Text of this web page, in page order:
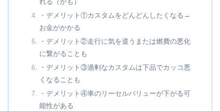
れる（かも）
・デメリット①カスタムをどんどんしたくなる→
お金がかかる
・デメリット②走行に気を遣うまたは燃費の悪化
に繋がることも
・デメリット③過剰なカスタムは下品でカッコ悪
くなることも
・デメリット④車のリーセルバリューが下がる可
能性がある